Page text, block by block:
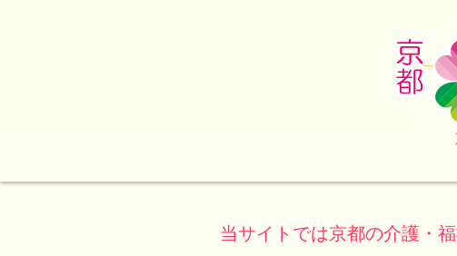
当サイトでは京都の介護・